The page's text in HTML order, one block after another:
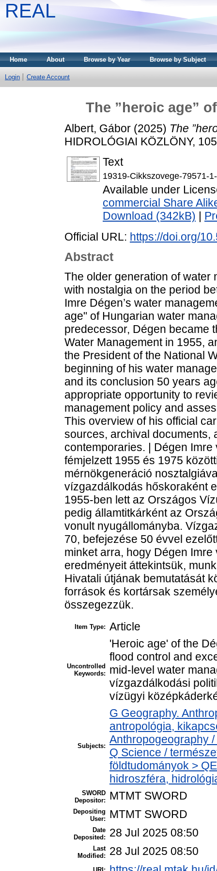
REAL
Home About Browse by Year Browse by Subject
Login Create Account
The ”heroic age”
Albert, Gábor (2025) The
HIDROLÓGIAI KÖZLÖNY,
Text
19319-Cikkszovege-79571-
Available under
commercial Share
Download (342kB)
Official URL: https://doi.org/
Abstract
The older generation of water
with nostalgia on the period
Imre Dégen’s water
age" of Hungarian water
predecessor, Dégen became
Water Management in 1955,
the President of the National
beginning of his water
and its conclusion 50 years
appropriate opportunity to
management policy and
This overview of his official
sources, archival documents,
contemporaries. | Dégen
fémjelzett 1955 és 1975
mérnökgeneráció
vízgazdálkodás hőskoraként
1955-ben lett az Országos
pedig államtitkárként az
vonult nyugállományba.
70, befejezése 50 évvel
minket arra, hogy Dégen
eredményeit áttekintsük,
Hivatali útjának bemutatását
források és kortársak
összegezzük.
Item Type: Article
Uncontrolled
Keywords:
'Heroic age' of the
flood control and
mid-level water
vízgazdálkodási
vízügyi
Subjects:
G Geography.
antropológia,
Anthropogeography
Q Science /
földtudományok >
hidroszféra,
SWORD
Depositor:
MTMT SWORD
Depositing
User:
MTMT SWORD
Date
Deposited:
28 Jul 2025 08:50
Last
Modified:
28 Jul 2025 08:50